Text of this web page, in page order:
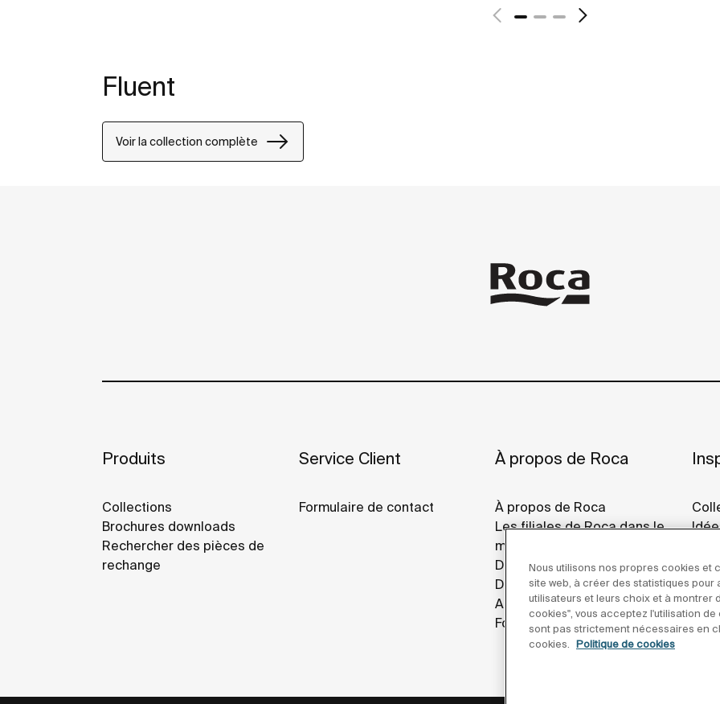
Fluent
Voir la collection complète
Produits
Collections
Brochures downloads
Rechercher des pièces de
rechange
Service Client
Formulaire de contact
À propos de Roca
À propos de Roca
Les filiales de Roca dans le
monde
Développement Durable
Design Et Innovation
Actualités
Fournisseurs
Nous utilisons nos propres cookies et
site web, à créer des statistiques
utilisateurs et leurs choix et à montrer
cookies", vous acceptez l'utilisation
sont pas strictement nécessaires en
cookies.
Politique de cookies